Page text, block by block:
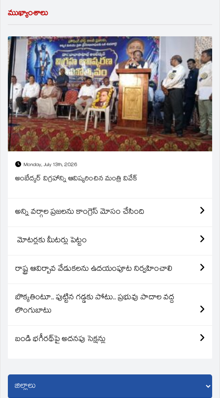
ముఖ్యాంశాలు
Monday, July 13th, 2026
అంబేద్కర్ విగ్రహాన్ని ఆవిష్కరించిన మంత్రి వివేక్
అన్ని వర్గాల ప్రజలను కాంగ్రెస్ మోసం చేసింది
మోటర్లకు మీటర్లు పెట్టం
రాష్ట్ర ఆవిర్బావ వేడుకలను ఉదయంపూట నిర్వహించాలి
బొక్కతింటూ.. పుట్టిన గడ్డకు పోటు.. ప్రభువు పాదాల వద్ద
లొంగుబాటు
బండి భగీరథ్‌పై అదనపు సెక్షన్లు